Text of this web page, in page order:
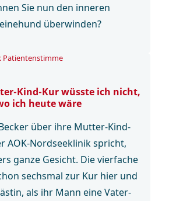
Sie nun den inneren
überwinden?
Kind-Kur wüsste ich nicht,
ich heute wäre
über ihre Mutter-Kind-
AOK-Nordseeklinik spricht,
ganze Gesicht. Die vierfache
sechsmal zur Kur hier und
als ihr Mann eine Vater-